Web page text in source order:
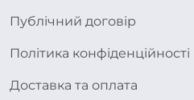
Публічний договір
Політика конфіденційності
Доставка та оплата